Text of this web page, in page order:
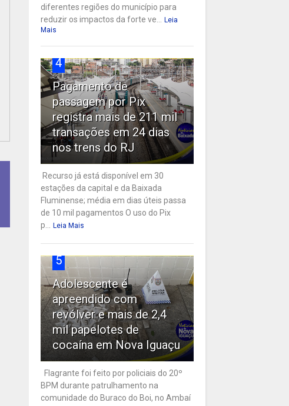
diferentes regiões do município para
reduzir os impactos da forte ve...
Leia
Mais
4
Pagamento de
passagem por Pix
registra mais de 211 mil
transações em 24 dias
nos trens do RJ
Recurso já está disponível em 30
estações da capital e da Baixada
Fluminense; média em dias úteis passa
de 10 mil pagamentos O uso do Pix
p...
Leia Mais
5
Adolescente é
apreendido com
revólver e mais de 2,4
mil papelotes de
cocaína em Nova Iguaçu
Flagrante foi feito por policiais do 20º
BPM durante patrulhamento na
comunidade do Buraco do Boi, no Ambaí